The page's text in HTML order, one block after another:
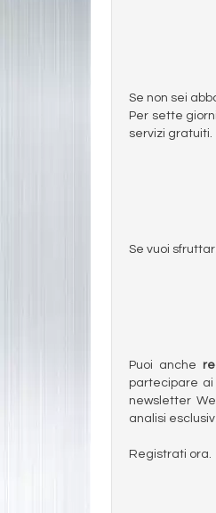
Se non sei
Per sette
servizi gratuiti.
Se vuoi
Puoi anche
partecipare ai
newsletter
analisi
Registrati ora.